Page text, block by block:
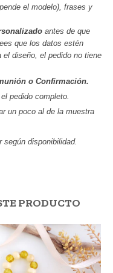
el modelo), frases y
antes de que
que los datos estén
diseño, el pedido no tiene
o Confirmación.
pedido completo.
un poco al de la muestra
según disponibilidad.
PRODUCTO